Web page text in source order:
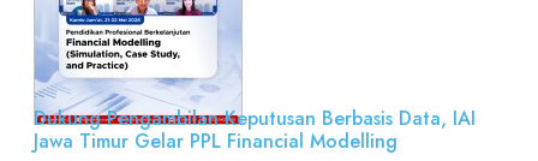
Dukung Pengambilan Keputusan Berbasis Data, IAI
Jawa Timur Gelar PPL Financial Modelling